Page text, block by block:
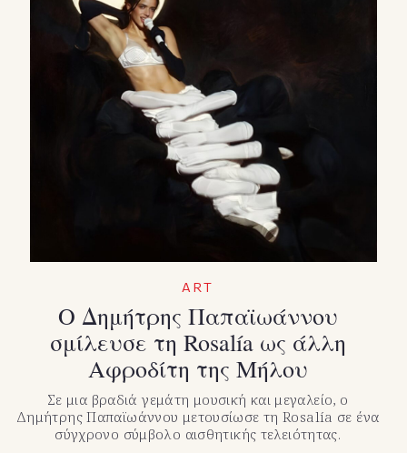
ART
Ο Δημήτρης Παπαϊωάννου
σμίλευσε τη Rosalía ως άλλη
Αφροδίτη της Μήλου
Σε μια βραδιά γεμάτη μουσική και μεγαλείο, ο
Δημήτρης Παπαϊωάννου μετουσίωσε τη Rosalía σε ένα
σύγχρονο σύμβολο αισθητικής τελειότητας.